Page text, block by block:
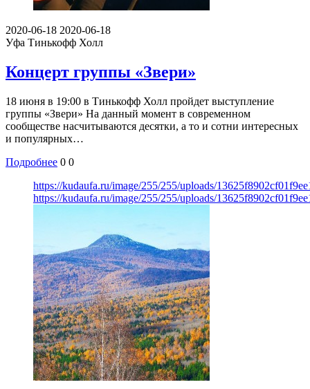
2020-06-18 2020-06-18
Уфа Тинькофф Холл
Концерт группы «Звери»
18 июня в 19:00 в Тинькофф Холл пройдет выступление
группы «Звери» На данный момент в современном
сообществе насчитываются десятки, а то и сотни интересных
и популярных…
Подробнее 0 0
https://kudaufa.ru/image/255/255/uploads/
https://kudaufa.ru/image/255/255/uploads/